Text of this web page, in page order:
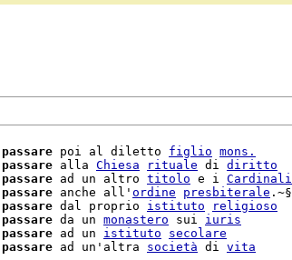
passare poi al diletto figlio mons.
passare alla Chiesa rituale di diritto
passare ad un altro titolo e i Cardinali
passare anche all' ordine presbiterale .~§
passare dal proprio istituto
religioso
passare da un monastero sui iuris
passare ad un istituto
secolare
passare ad un'altra società di vita